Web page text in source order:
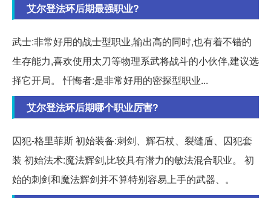
艾尔登法环后期最强职业?
武士:非常好用的战士型职业,输出高的同时,也有着不错的
生存能力,喜欢使用太刀等物理系武将战斗的小伙伴,建议选
择它开局。 忏悔者:是非常好用的密探型职业...
艾尔登法环后期哪个职业厉害?
囚犯-格里菲斯 初始装备:刺剑、辉石杖、裂缝盾、囚犯套
装 初始法术:魔法辉剑,比较具有潜力的敏法混合职业。 初
始的刺剑和魔法辉剑并不算特别容易上手的武器、。